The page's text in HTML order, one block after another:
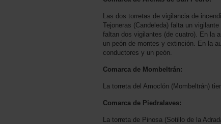
Las dos torretas de vigilancia de
Tejoneras (Candeleda) falta un
faltan dos vigilantes (de cuatro). En la
un peón de montes y extinción. En la
conductores y un peón.
Comarca de Mombeltrán:
La torreta del Amoclón (Mombeltrán)
Comarca de Piedralaves:
La torreta de Pinosa (Sotillo de la